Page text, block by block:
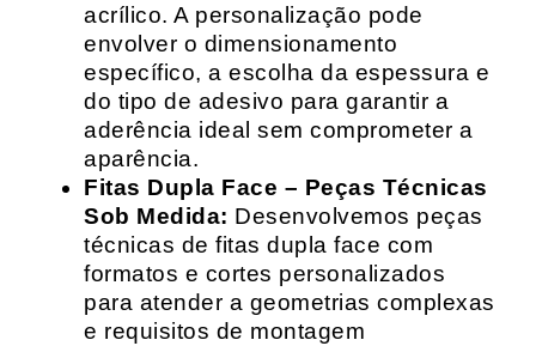
acrílico. A personalização pode
envolver o dimensionamento
específico, a escolha da espessura e
do tipo de adesivo para garantir a
aderência ideal sem comprometer a
aparência.
Fitas Dupla Face – Peças Técnicas
Sob Medida: Desenvolvemos peças
técnicas de fitas dupla face com
formatos e cortes personalizados
para atender a geometrias complexas
e requisitos de montagem